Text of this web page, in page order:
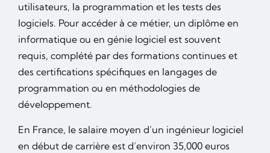
utilisateurs, la programmation et les tests des
logiciels. Pour accéder à ce métier, un diplôme en
informatique ou en génie logiciel est souvent
requis, complété par des formations continues et
des certifications spécifiques en langages de
programmation ou en méthodologies de
développement.
En France, le salaire moyen d’un ingénieur logiciel
en début de carrière est d’environ 35,000 euros